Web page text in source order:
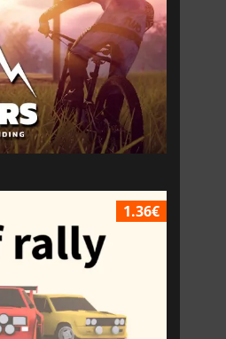
1.36€